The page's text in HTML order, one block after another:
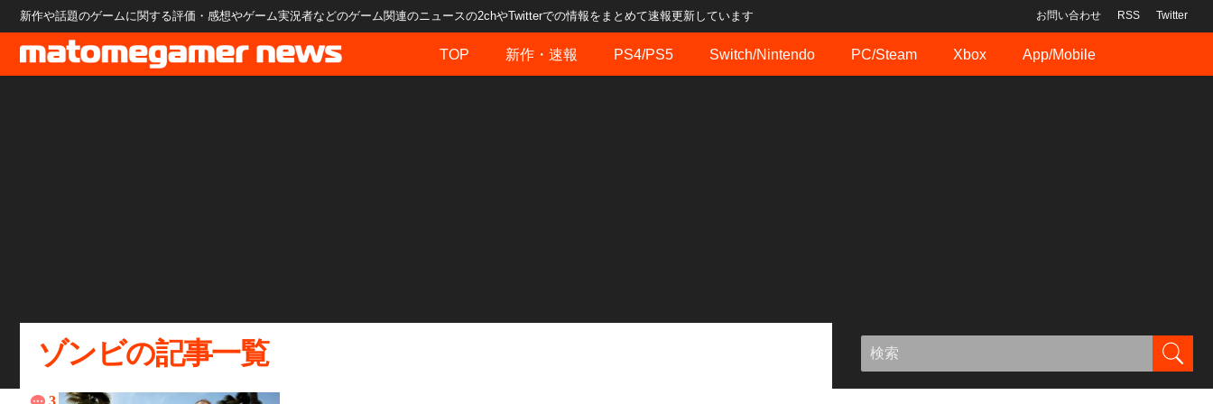
新作や話題のゲームに関する評価・感想やゲーム実況者などのゲーム関連のニュースの2chやTwitterでの情報をまとめて速報更新しています お問い合わせ RSS Twitter
TOP 新作・速報 PS4/PS5 Switch/Nintendo PC/Steam Xbox App/Mobile
ゾンビの記事一覧